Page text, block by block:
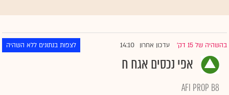
בהשהיה של 15 דק' |עדכון אחרון 14:10 לצפות בנתונים ללא השהיה
אפי נכסים אגח ח
AFI PROP B8